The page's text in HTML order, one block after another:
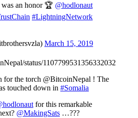
an honor 🏆 @hodlonaut
#LightningNetwork
March 15, 2019
status/1107799531356332032
for the torch @BitcoinNepal ! The
touched down in #Somalia
for this remarkable
@MakingSats …???